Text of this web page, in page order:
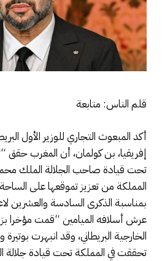
قلم الناس: متابعة
أكد المبعوث التجاري للوزير الأول
إفريقيا، بن كولمان، أن المغرب حقق
تحت قيادة صاحب الجلالة الملك
المملكة من تعزيز تموقعها على
بمناسبة الذكرى السادسة والعشرين
عرش أسلافه الميامين “قمت مؤخرا
الخارجية البريطاني، وقد انبهرت
تحققت في المملكة تحت قيادة جلالة